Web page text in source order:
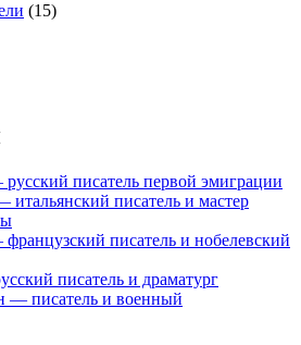
(15)
писатель первой эмиграции
писатель и мастер
писатель и нобелевский
писатель и драматург
— писатель и военный